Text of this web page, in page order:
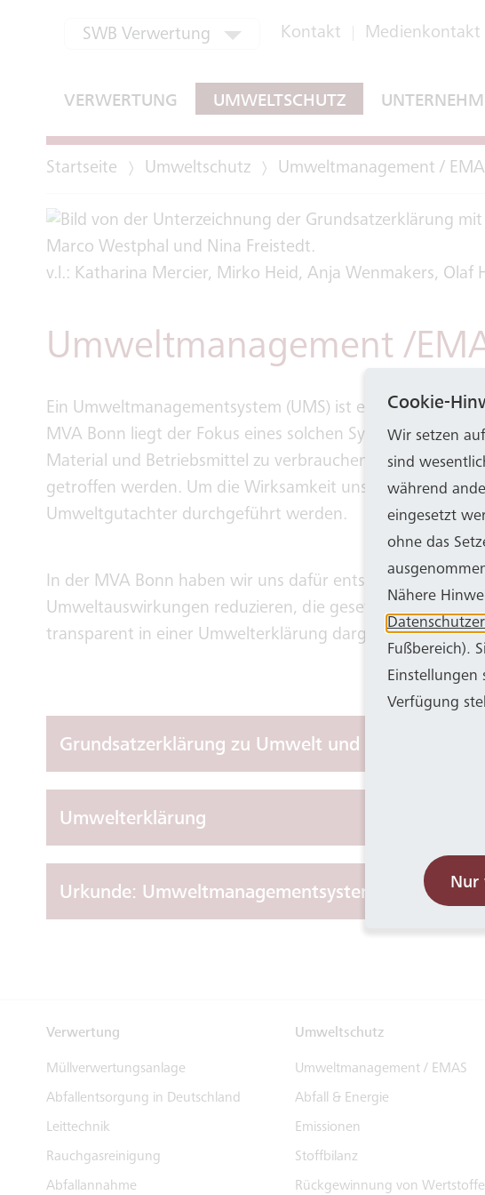
aktuell ausgewählt
SWB Verwertung
SWB Konzern
SWB Bus und Bahn
SWB Verwertung
Bonn-Netz
returo
Kontakt Medienkontakt
VERWERTUNG UMWELTSCHUTZ
Startseite Umweltschutz Umweltmanagement /
v.l.: Katharina Mercier, Mirko Heid, Anja Wenmakers,
Umweltmanagement /
Ein Umweltmanagementsystem (UMS) ist ein
MVA Bonn liegt der Fokus eines solchen Systems darin,
Material und Betriebsmittel zu verbrauchen und
getroffen werden. Um die Wirksamkeit unseres
Umweltgutachter durchgeführt werden.
In der MVA Bonn haben wir uns dafür entschieden, uns
Umweltauswirkungen reduzieren, die gesetzlichen
transparent in einer Umwelterklärung dargestellt wird.
Grundsatzerklärung zu Umwelt und Energie
Umwelterklärung
Urkunde: Umweltmanagementsystem EMAS –
Verwertung
Müllverwertungsanlage
Abfallentsorgung in Deutschland
Leittechnik
Rauchgasreinigung
Abfallannahme
Umweltschutz
Umweltmanagement / EMAS
Abfall & Energie
Emissionen
Stoffbilanz
Rückgewinnung von
Cookie-
Wir setzen
sind
während
eingesetzt
ohne das
Nähere
Fußbereich).
Verfügung
Nur